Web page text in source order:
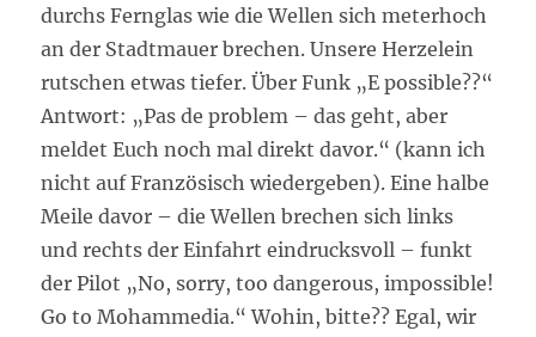
durchs Fernglas wie die Wellen sich meterhoch
an der Stadtmauer brechen. Unsere Herzelein
rutschen etwas tiefer. Über Funk „E possible??“
Antwort: „Pas de problem – das geht, aber
meldet Euch noch mal direkt davor.“ (kann ich
nicht auf Französisch wiedergeben). Eine halbe
Meile davor – die Wellen brechen sich links
und rechts der Einfahrt eindrucksvoll – funkt
der Pilot „No, sorry, too dangerous, impossible!
Go to Mohammedia.“ Wohin, bitte?? Egal, wir